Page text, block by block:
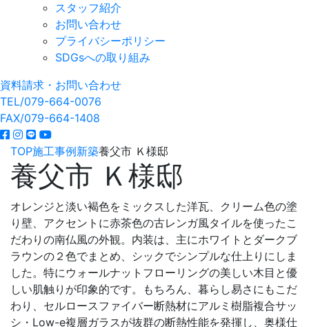
スタッフ紹介
お問い合わせ
プライバシーポリシー
SDGsへの取り組み
資料請求・お問い合わせ
TEL/079-664-0076
FAX/079-664-1408
TOP施工事例新築養父市 Ｋ様邸
養父市 Ｋ様邸
オレンジと淡い褐色をミックスした洋瓦、クリーム色の塗
り壁、アクセントに赤茶色の古レンガ風タイルを使ったこ
だわりの南仏風の外観。内装は、主にホワイトとダークブ
ラウンの２色でまとめ、シックでシンプルな仕上りにしま
した。特にウォールナットフローリングの美しい木目と優
しい肌触りが印象的です。もちろん、暮らし易さにもこだ
わり、セルロースファイバー断熱材にアルミ樹脂複合サッ
シ・Low-e複層ガラスが抜群の断熱性能を発揮し、奥様仕